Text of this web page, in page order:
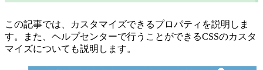
この記事では、カスタマイズできるプロパティを説明しま
す。また、ヘルプセンターで行うことができるCSSのカスタ
マイズについても説明します。